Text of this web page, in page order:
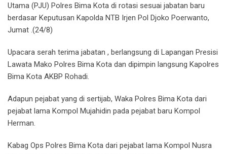
Utama (PJU) Polres Bima Kota di rotasi sesuai jabatan baru
berdasar Keputusan Kapolda NTB Irjen Pol Djoko Poerwanto,
Jumat .(24/8)
Upacara serah terima jabatan , berlangsung di Lapangan Presisi
Lawata Mako Polres Bima Kota dan dipimpin langsung Kapolres
Bima Kota AKBP Rohadi.
Adapun pejabat yang di sertijab, Waka Polres Bima Kota dari
pejabat lama Kompol Mujahidin pada pejabat baru Kompol
Herman.
Kabag Ops Polres Bima Kota dari pejabat lama Kompol Nusra